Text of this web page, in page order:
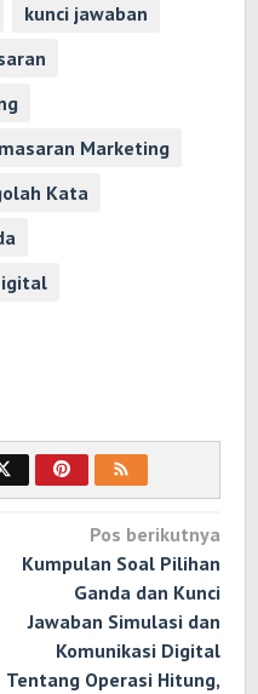
kunci jawaban
Marketing
Kata
Pos berikutnya
Kumpulan Soal Pilihan
Ganda dan Kunci
Jawaban Simulasi dan
Komunikasi Digital
Tentang Operasi Hitung,